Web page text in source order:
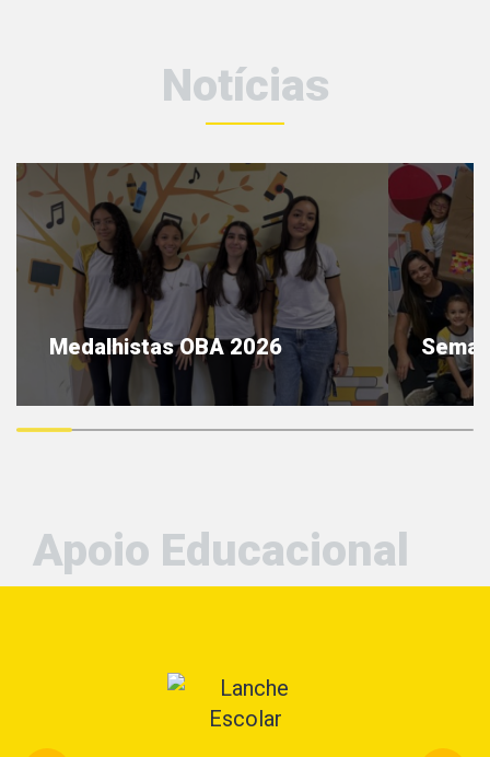
Notícias
Medalhistas OBA 2026
saiba mais
Apoio Educacional